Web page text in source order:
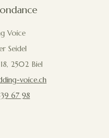
Voice
Seidel
2502 Biel
voice.ch
67 98